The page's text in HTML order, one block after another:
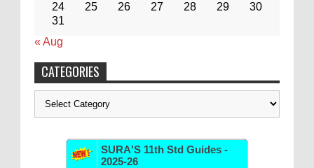
24
25 26 27 28 29
30
31
« Aug
CATEGORIES
Categories
SURA'S 11th Std Guides -
2025-26